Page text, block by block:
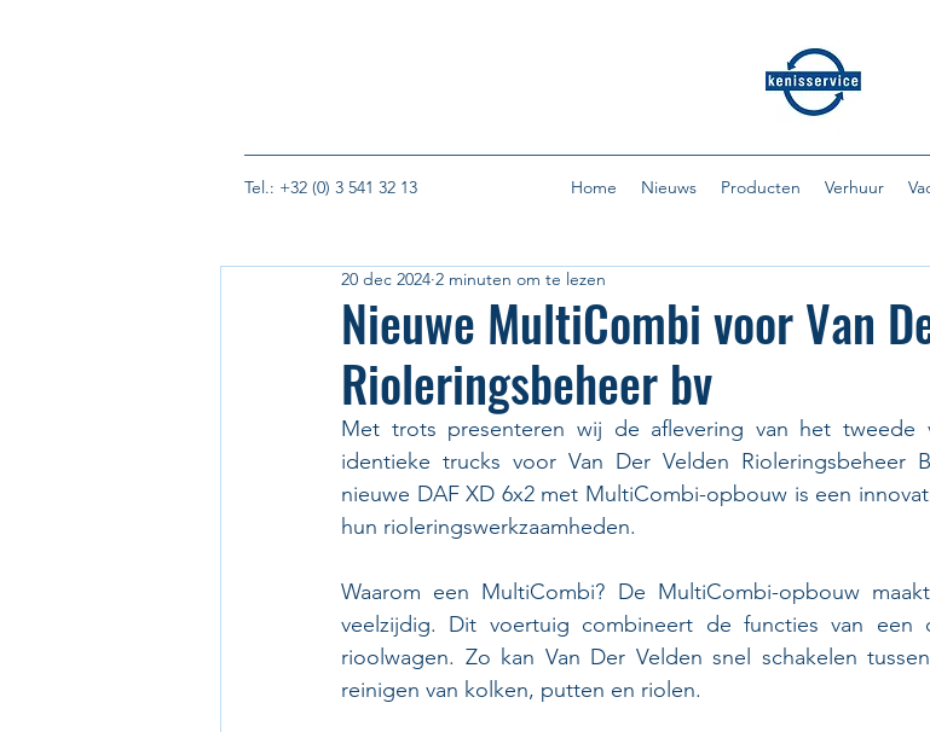
Tel.: +32 (0) 3 541 32 13 Home Nieuws Producten Verhuur
Nieuwe MultiCombi voor Van
Rioleringsbeheer bv
20 dec 2024 2 minuten om te lezen
Met trots presenteren wij de aflevering van het tweede
identieke trucks voor Van Der Velden Rioleringsbeheer
nieuwe DAF XD 6x2 met MultiCombi-opbouw is een
hun rioleringswerkzaamheden.
Waarom een MultiCombi? De MultiCombi-opbouw
veelzijdig. Dit voertuig combineert de functies van een
rioolwagen. Zo kan Van Der Velden snel schakelen
reinigen van kolken, putten en riolen.